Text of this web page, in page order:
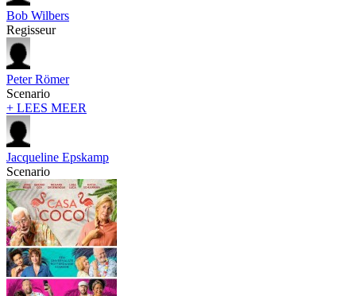
Bob Wilbers
Regisseur
Peter Römer
Scenario
+ LEES MEER
Jacqueline Epskamp
Scenario